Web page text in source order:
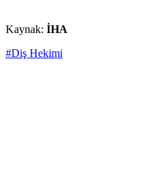
Kaynak: İHA
#Diş Hekimi